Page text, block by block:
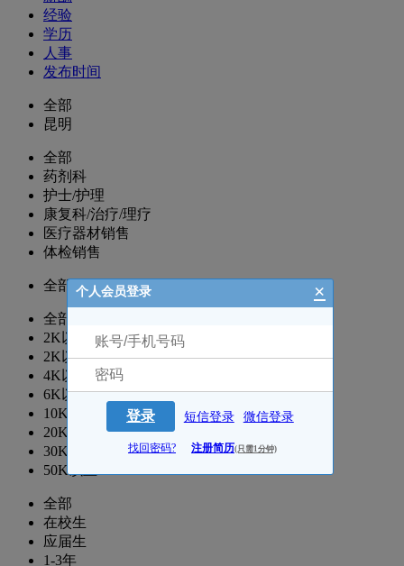
经验
学历
人事
发布时间
全部
昆明
全部
药剂科
护士/护理
康复科/治疗/理疗
医疗器材销售
体检销售
全部
全部
2K以下
2K以上
4K以上
6K以上
10K以上
20K以上
30K以上
50K以上
全部
在校生
应届生
1-3年
个人会员登录 ×
登录 短信登录 微信登录
找回密码? 注册简历(只需1分钟)